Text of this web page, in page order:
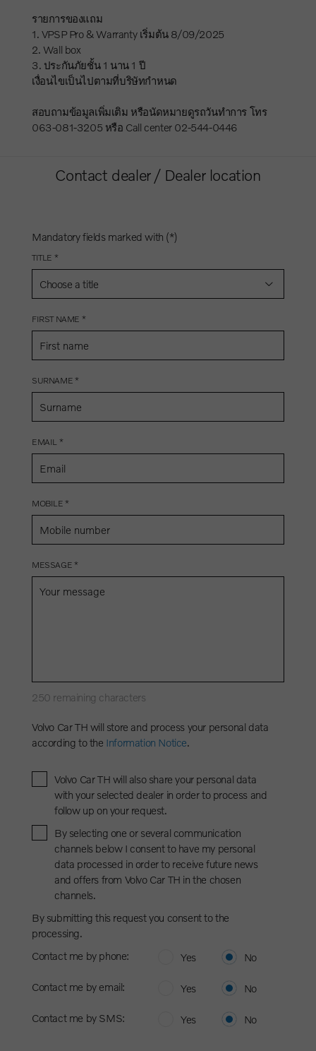
รายการของแถม
1. VPSP Pro & Warranty เริ่มต้น 8/09/2025
2. Wall box
3. ประกันภัยชั้น 1 นาน 1 ปี
เงื่อนไขเป็นไปตามที่บริษัทกำหนด
สอบถามข้อมูลเพิ่มเติม หรือนัดหมายดูรถวันทำการ โทร
063-081-3205 หรือ Call center 02-544-0446
Contact dealer / Dealer location
Mandatory fields marked with (*)
TITLE *
Choose a title
FIRST NAME *
SURNAME *
EMAIL *
MOBILE *
MESSAGE *
250 remaining characters
Volvo Car TH will store and process your personal data
according to the Information Notice
Volvo Car TH will also share your personal data
with your selected dealer in order to process and
follow up on your request.
By selecting one or several communication
channels below I consent to have my personal
data processed in order to receive future news
and offers from Volvo Car TH in the chosen
channels.
By submitting this request you consent to the
processing.
Contact me by phone:
Yes No
Contact me by email: Yes No
Contact me by SMS: Yes No